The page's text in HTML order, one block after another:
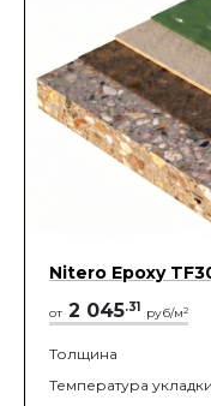
Nitero Epoxy
от 2 045.31 руб/м2
Толщина
Температура укладки